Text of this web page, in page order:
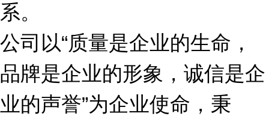
系。
公司以“质量是企业的生命，
品牌是企业的形象，诚信是企
业的声誉”为企业使命，秉